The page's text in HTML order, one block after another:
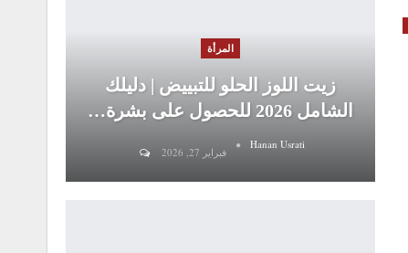
المرأة
زيت اللوز الحلو للتبييض | دليلك
الشامل 2026 للحصول على بشرة…
Hanan Usrati
فبراير 27, 2026